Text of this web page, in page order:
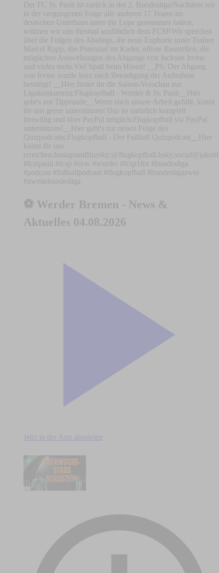
Der FC St. Pauli ist zurück in der 2. Bundesliga!Nachdem wir
in der vergangenen Folge alle anderen 17 Teams im
deutschen Unterhaus unter die Lupe genommen haben,
widmen wir uns diesmal ausführlich dem FCSP.Wir sprechen
über die Folgen des Abstiegs, die neue Euphorie unter Trainer
Marcel Rapp, das Potenzial im Kader, offene Baustellen, die
möglichen Auswirkungen des Abgangs von Jackson Irvine
und vieles mehr.Viel Spaß beim Hören! __PS: Der Abgang
von Irvine wurde kurz nach Beendigung der Aufnahme
bestätigt! __Hier findet ihr die Saison-Vorschau zur
Ligakonkurrenz:Flugkopfball - Werder & St. Pauli__Hier
geht's zur Tipprunde__Wenn euch unsere Arbeit gefällt, könnt
ihr uns gerne unterstützen! Das ist natürlich komplett
freiwillig und über PayPal möglich:⁠⁠⁠⁠⁠⁠⁠Flugkopfball via PayPal
unterstützen!⁠⁠⁠⁠⁠⁠⁠__Hier geht's zur neuen Folge des
Quizpodcasts:⁠⁠⁠⁠⁠⁠⁠Flugkopfball - Der Fußball Quizpodcast⁠⁠⁠⁠⁠⁠⁠__Hier
könnt ihr uns
#fcstpauli #fcsp #svw #werder #fcsp1frn #bundesliga
#podcast #fußballpodcast #flugkopfball #bundesligazwei
#zweitebundesliga
⚽ Werder Bremen - News &
Aktuelles 04.08.2026
Jetzt in der App abspielen